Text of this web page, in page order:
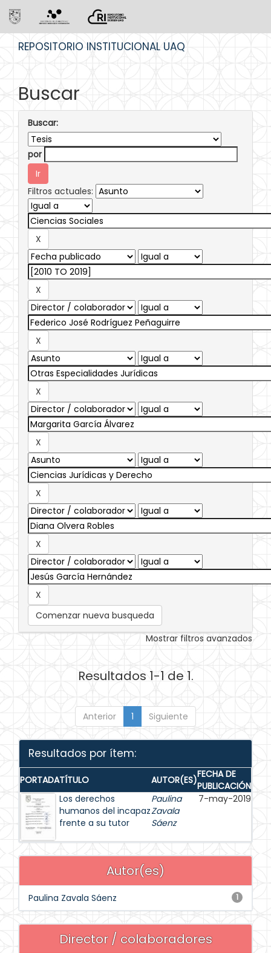
REPOSITORIO INSTITUCIONAL UAQ
Buscar
Buscar:
por
Filtros actuales:
Comenzar nueva busqueda
Mostrar filtros avanzados
Resultados 1-1 de 1.
Anterior 1 Siguiente
Resultados por ítem:
PORTADATÍTULO AUTOR(ES)FECHA DE
PUBLICACIÓN
Los derechos
humanos del incapaz
frente a su tutor
Paulina
Zavala
Sáenz
7-may-2019
Autor(es)
1
Paulina Zavala Sáenz
Director / colaboradores